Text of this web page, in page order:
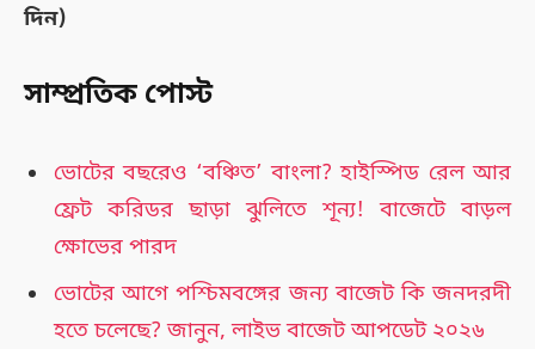
দিন)
সাম্প্রতিক পোস্ট
ভোটের বছরেও ‘বঞ্চিত’ বাংলা? হাইস্পিড রেল আর
ফ্রেট করিডর ছাড়া ঝুলিতে শূন্য! বাজেটে বাড়ল
ক্ষোভের পারদ
ভোটের আগে পশ্চিমবঙ্গের জন্য বাজেট কি জনদরদী
হতে চলেছে? জানুন, লাইভ বাজেট আপডেট ২০২৬